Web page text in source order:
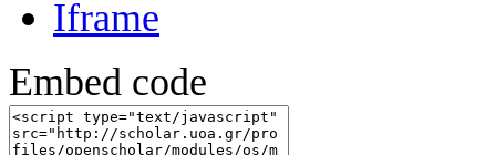
Iframe
Embed code